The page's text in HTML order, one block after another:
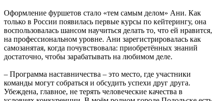
Оформление фуршетов стало «тем самым делом» Ани. Как
только в России появилась первые курсы по кейтерингу, она
воспользовалась шансом научиться делать то, что ей нравится,
на профессиональном уровне. Ани зарегистрировалась как
самозанятая, когда почувствовала: приобретённых знаний
достаточно, чтобы зарабатывать на любимом деле.
– Программа наставничества – это место, где участники
команды могут собраться и обсудить успехи друг друга.
Убеждена, главное, не терять человеческие качества в